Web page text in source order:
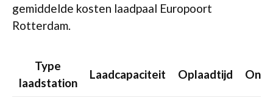
gemiddelde kosten laadpaal Europoort
Rotterdam.
Type
laadstation
Laadcapaciteit Oplaadtijd